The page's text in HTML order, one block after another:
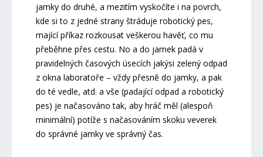
jamky do druhé, a mezitím vyskočíte i na povrch,
kde si to z jedné strany štráduje robotický pes,
mající příkaz rozkousat veškerou havěť, co mu
přeběhne přes cestu. No a do jamek padá v
pravidelných časových úsecích jakýsi zelený odpad
z okna laboratoře – vždy přesně do jamky, a pak
do té vedle, atd. a vše (padající odpad a robotický
pes) je načasováno tak, aby hráč měl (alespoň
minimální) potíže s načasováním skoku veverek
do správné jamky ve správný čas.